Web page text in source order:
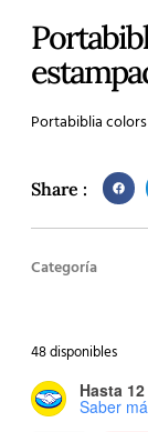
Portabiblia
Share :
Categoría
48 disponibles
Hasta
Saber